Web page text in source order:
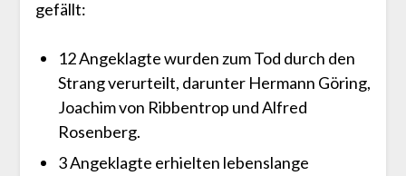
gefällt:
12 Angeklagte wurden zum Tod durch den
Strang verurteilt, darunter Hermann Göring,
Joachim von Ribbentrop und Alfred
Rosenberg.
3 Angeklagte erhielten lebenslange